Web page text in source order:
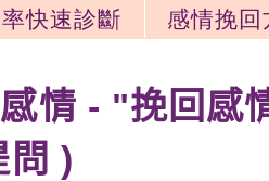
快速診斷
感情挽
情 - "挽回感
問 )